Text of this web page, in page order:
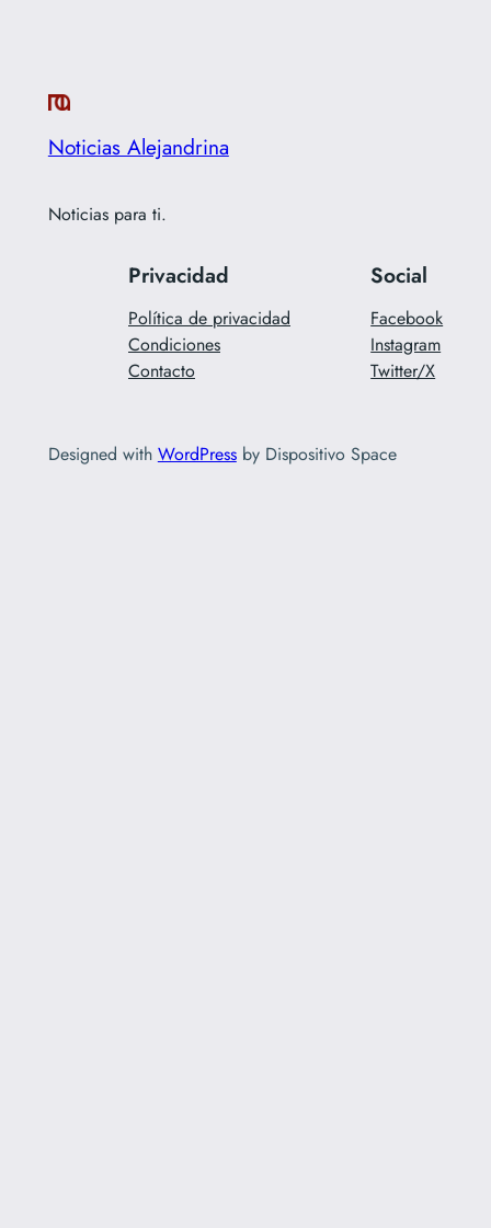
Noticias Alejandrina
Noticias para ti.
Privacidad
Política de privacidad
Condiciones
Contacto
Social
Facebook
Instagram
Twitter/X
Designed with WordPressby Dispositivo Space